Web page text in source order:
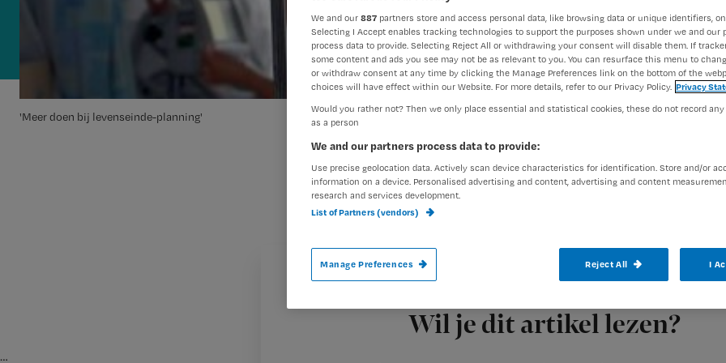
'Meer doen bij levenseinde-planning'
Auteur:Redactie Nursing1 juni 2010
Wil je dit artikel lezen?
Verpleegkundigen kunnen een grotere
ouderenzorg, palliatieve zorg en op de
het plannen van het levenseinde in de
…
We and our 887 partners store and access personal data, like browsing data or unique identifiers,
Selecting I Accept enables tracking technologies to support the purposes shown under we and our
process data to provide. Selecting Reject All or withdrawing your consent will disable them. If
some content and ads you see may not be as relevant to you. You can resurface this menu to
or withdraw consent at any time by clicking the Manage Preferences link on the bottom of the
choices will have effect within our Website. For more details, refer to our Privacy Policy. Privacy
Would you rather not? Then we only place essential and statistical cookies, these do not record
as a person
We and our partners process data to provide:
Use precise geolocation data. Actively scan device characteristics for identification. Store and/or
information on a device. Personalised advertising and content, advertising and content
research and services development.
List of Partners (vendors)
Manage Preferences Reject All I